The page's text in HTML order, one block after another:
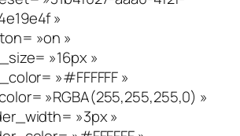
»
»on »
»16px »
»#FFFFFF »
»RGBA(255,255,255,0) »
»3px »